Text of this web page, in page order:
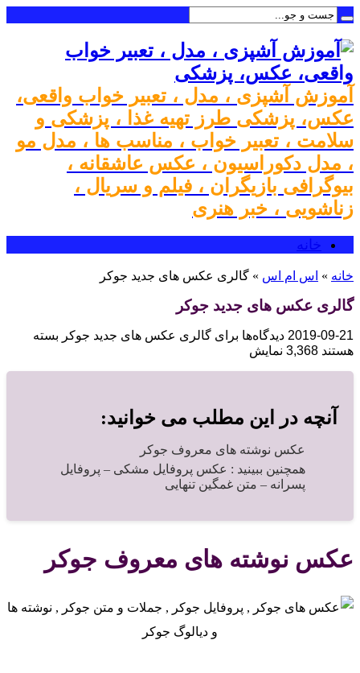
آموزش آشپزی ، مدل ، تعبیر خواب واقعی،
عکس، پزشکی طرز تهیه غذا ، پزشکی و
سلامت ، تعبیر خواب ، مناسب ها ، مدل مو
، مدل دکوراسیون ، عکس عاشقانه ،
بیوگرافی بازیگران ، فیلم و سریال ،
زناشویی ، خبر هنری
خانه
خانه » اس ام اس » گالری عکس های جدید جوکر
گالری عکس های جدید جوکر
2019-09-21 دیدگاه‌ها برای گالری عکس های جدید جوکر بسته
هستند 3,368 نمایش
آنچه در این مطلب می خوانید:
عکس نوشته های معروف جوکر
همچنین ببینید : عکس پروفایل مشکی – پروفایل
پسرانه – متن غمگین تنهایی
عکس نوشته های معروف جوکر